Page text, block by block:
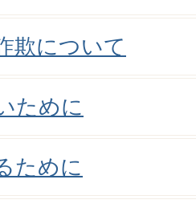
欺について
ために
ために